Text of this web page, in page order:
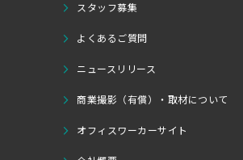
スタッフ募集
よくあるご質問
ニュースリリース
商業撮影（有償）・取材について
オフィスワーカーサイト